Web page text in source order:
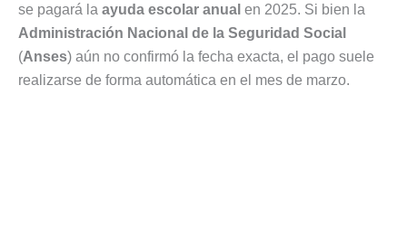
se pagará la ayuda escolar anual en 2025. Si bien la
Administración Nacional de la Seguridad Social
(Anses) aún no confirmó la fecha exacta, el pago suele
realizarse de forma automática en el mes de marzo.